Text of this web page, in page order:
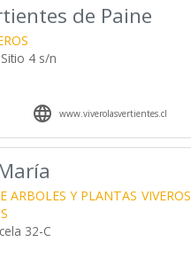
de Paine
4 s/n
 www.viverolasvertientes.cl
ARBOLES Y PLANTAS VIVEROS
32-C